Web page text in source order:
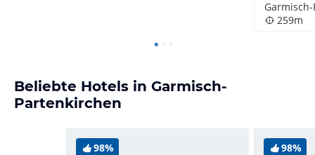
259m
Beliebte Hotels in Garmisch-
Partenkirchen
98% 98%